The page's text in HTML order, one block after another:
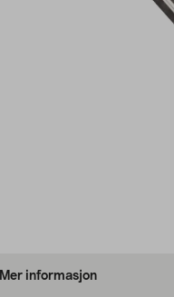
Mer informasjon